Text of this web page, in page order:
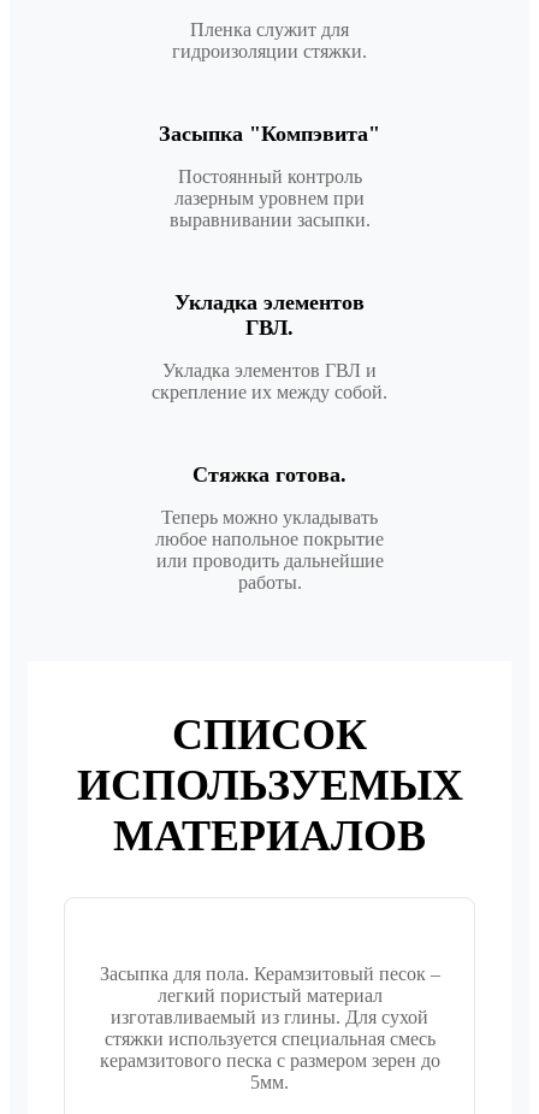
Пленка служит для
гидроизоляции стяжки.
Засыпка "Компэвита"
Постоянный контроль
лазерным уровнем при
выравнивании засыпки.
Укладка элементов
ГВЛ.
Укладка элементов ГВЛ и
скрепление их между собой.
Стяжка готова.
Теперь можно укладывать
любое напольное покрытие
или проводить дальнейшие
работы.
СПИСОК
ИСПОЛЬЗУЕМЫХ
МАТЕРИАЛОВ
Засыпка для пола. Керамзитовый песок –
легкий пористый материал
изготавливаемый из глины. Для сухой
стяжки используется специальная смесь
керамзитового песка c размером зерен до
5мм.